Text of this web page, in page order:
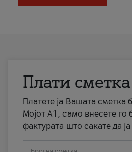
Плати сметка
Платете ја Вашата сметка
Мојот А1, само внесете го
фактурата што сакате да